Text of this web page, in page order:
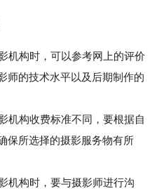
机构时，可以参考网上的评价
师的技术水平以及后期制作的
构收费标准不同，要根据自
保所选择的摄影服务物有所
构时，要与摄影师进行沟